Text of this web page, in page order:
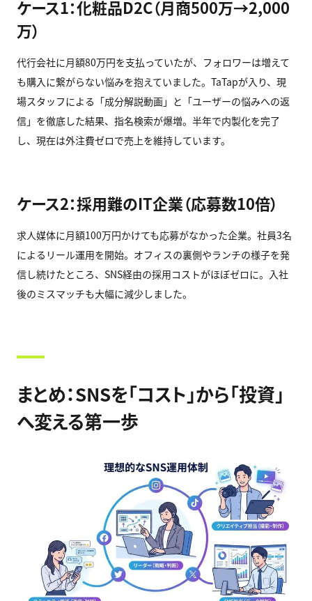
ケース1：化粧品D2C（月商500万→2,000
万）
代行会社に月額80万円を支払っていたが、フォロワーは増えて
も購入に繋がらない悩みを抱えていました。TaTapが入り、現
場スタッフによる「成分解説動画」と「ユーザーの悩みへの返
信」を徹底した結果、指名検索が爆増。半年で内製化を完了
し、現在は外注費ゼロで売上を維持しています。
ケース2：採用難のIT企業（応募数10倍）
求人媒体に月額100万円かけても応募がなかった企業。社員3名
によるリール運用を開始。オフィスの裏側やランチの様子を発
信し続けたところ、SNS経由の採用コストがほぼゼロに。入社
後のミスマッチも大幅に減少しました。
まとめ：SNSを「コスト」から「投資」
へ変える第一歩